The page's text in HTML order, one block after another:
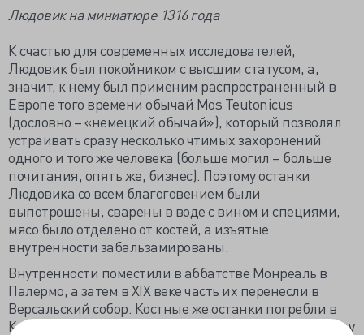
Людовик на миниатюре 1316 года
К счастью для современных исследователей,
Людовик был покойником с высшим статусом, а,
значит, к нему был применим распространенный в
Европе того времени обычай Mos Teutonicus
(дословно – «немецкий обычай»), который позволял
устраивать сразу несколько чтимых захоронений
одного и того же человека (больше могил – больше
почитания, опять же, бизнес). Поэтому останки
Людовика со всем благоговением были
выпотрошены, сварены в воде с вином и специями,
мясо было отделено от костей, а изъятые
внутренности забальзамированы.
Внутренности поместили в аббатстве Монреаль в
Палермо, а затем в XIX веке часть их перенесли в
Версальский собор. Костные же останки погребли в
Королевском некрополе в базилике Сен-Дени к северу